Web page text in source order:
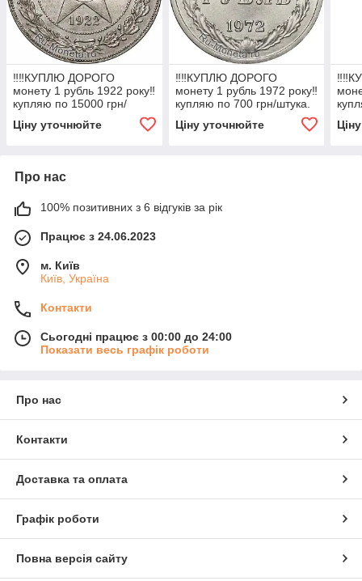
‼️‼️КУПЛЮ ДОРОГО
монету 1 рубль 1922 року‼️
купляю по 15000 грн/
Ціну уточнюйте
‼️‼️КУПЛЮ ДОРОГО
монету 1 рубль 1972 року‼️
купляю по 700 грн/штука.
Ціну уточнюйте
Про нас
100% позитивних з 6 відгуків за рік
Працює з 24.06.2023
м. Київ
Київ, Україна
Контакти
Сьогодні працює з 00:00 до 24:00
Показати весь графік роботи
Про нас
Контакти
Доставка та оплата
Графік роботи
Повна версія сайту